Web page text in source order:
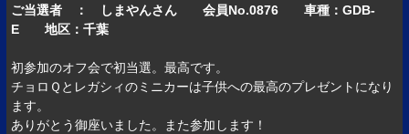
ご当選者 ： しまやんさん 会員No.0876 車種：GDB-
E 地区：千葉
初参加のオフ会で初当選。最高です。
チョロＱとレガシィのミニカーは子供への最高のプレゼントになり
ます。
ありがとう御座いました。また参加します！